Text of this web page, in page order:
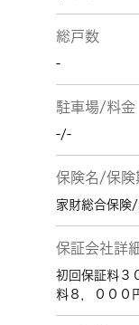
総戸数
-
駐車場/料金
-/-
保険名/保険
家財総合保険
保証会社詳
初回保証料
料８，０００